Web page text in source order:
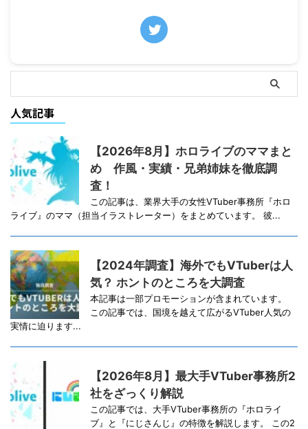
人気記事
【2026年8月】ホロライブのママまと
め 作風・実績・兄弟姉妹を徹底調
査！
この記事は、業界大手の女性VTuber事務所『ホロ
ライブ』のママ（担当イラストレーター）をまとめています。 彼...
【2024年調査】海外でもVTuberは人
気？ ホントのところを大調査
本記事は一部プロモーションが含まれています。
この記事では、国境を越えて広がるVTuber人気の
実情に迫ります...
【2026年8月】最大手VTuber事務所2
社をざっくり解説
この記事では、大手VTuber事務所の『ホロライ
ブ』と『にじさんじ』の特徴を解説します。 この2